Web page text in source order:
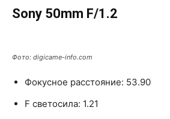
Sony 50mm F/1.2
Фото: digicame-info.com
Фокусное расстояние: 53.90
F светосила: 1.21